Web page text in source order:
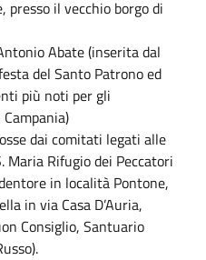
il vecchio borgo di
Abate (inserita dal
del Santo Patrono ed
più noti per gli
dai comitati legati alle
Rifugio dei Peccatori
in località Pontone,
in via Casa D’Auria,
Consiglio, Santuario